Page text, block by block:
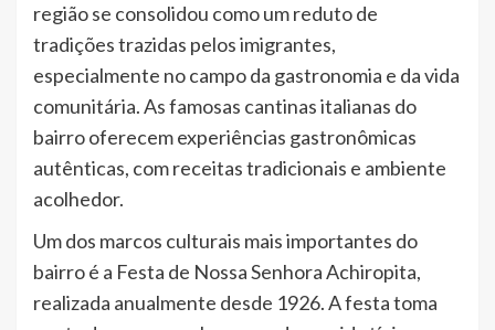
região se consolidou como um reduto de
tradições trazidas pelos imigrantes,
especialmente no campo da gastronomia e da vida
comunitária. As famosas cantinas italianas do
bairro oferecem experiências gastronômicas
autênticas, com receitas tradicionais e ambiente
acolhedor.
Um dos marcos culturais mais importantes do
bairro é a Festa de Nossa Senhora Achiropita,
realizada anualmente desde 1926. A festa toma